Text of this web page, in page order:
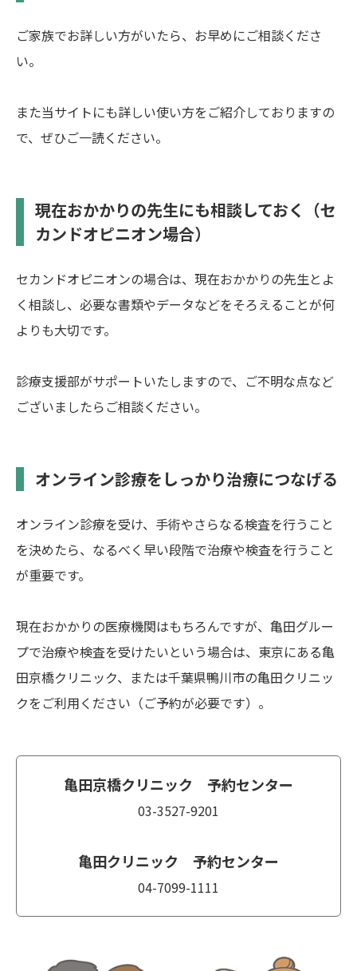
ご家族でお詳しい方がいたら、お早めにご相談くださ
い。
また当サイトにも詳しい使い方をご紹介しておりますの
で、ぜひご一読ください。
現在おかかりの先生にも相談しておく（セ
カンドオピニオン場合）
セカンドオピニオンの場合は、現在おかかりの先生とよ
く相談し、必要な書類やデータなどをそろえることが何
よりも大切です。
診療支援部がサポートいたしますので、ご不明な点など
ございましたらご相談ください。
オンライン診療をしっかり治療につなげる
オンライン診療を受け、手術やさらなる検査を行うこと
を決めたら、なるべく早い段階で治療や検査を行うこと
が重要です。
現在おかかりの医療機関はもちろんですが、亀田グルー
プで治療や検査を受けたいという場合は、東京にある亀
田京橋クリニック、または千葉県鴨川市の亀田クリニッ
クをご利用ください（ご予約が必要です）。
亀田京橋クリニック 予約センター
03-3527-9201
亀田クリニック 予約センター
04-7099-1111